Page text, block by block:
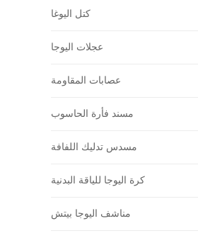
كتل اليوغا
عجلات اليوجا
عصابات المقاومة
مسند فأرة الحاسوب
مسدس تدليك اللفافة
كرة اليوجا للياقة البدنية
مناشف اليوجا بيتش